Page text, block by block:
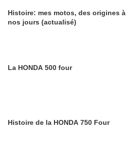
Histoire: mes motos, des origines à
nos jours (actualisé)
La HONDA 500 four
Histoire de la HONDA 750 Four